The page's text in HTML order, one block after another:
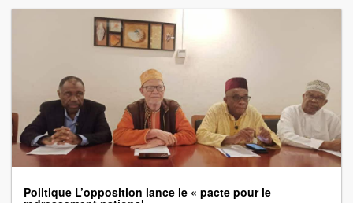
Politique L’opposition lance le « pacte pour le